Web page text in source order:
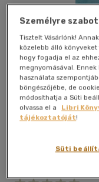
Személyre
Tisztelt Vásárlónk!
közelebb álló
hogy fogadja el az
megnyomásával.
használata
böngészőjébe, de
módosíthatja a Süti
olvassa el a
Libri
tájékoztatóját!
Süti